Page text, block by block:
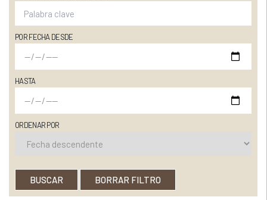
POR FECHA DESDE
HASTA
ORDENAR POR
BUSCAR BORRAR FILTRO